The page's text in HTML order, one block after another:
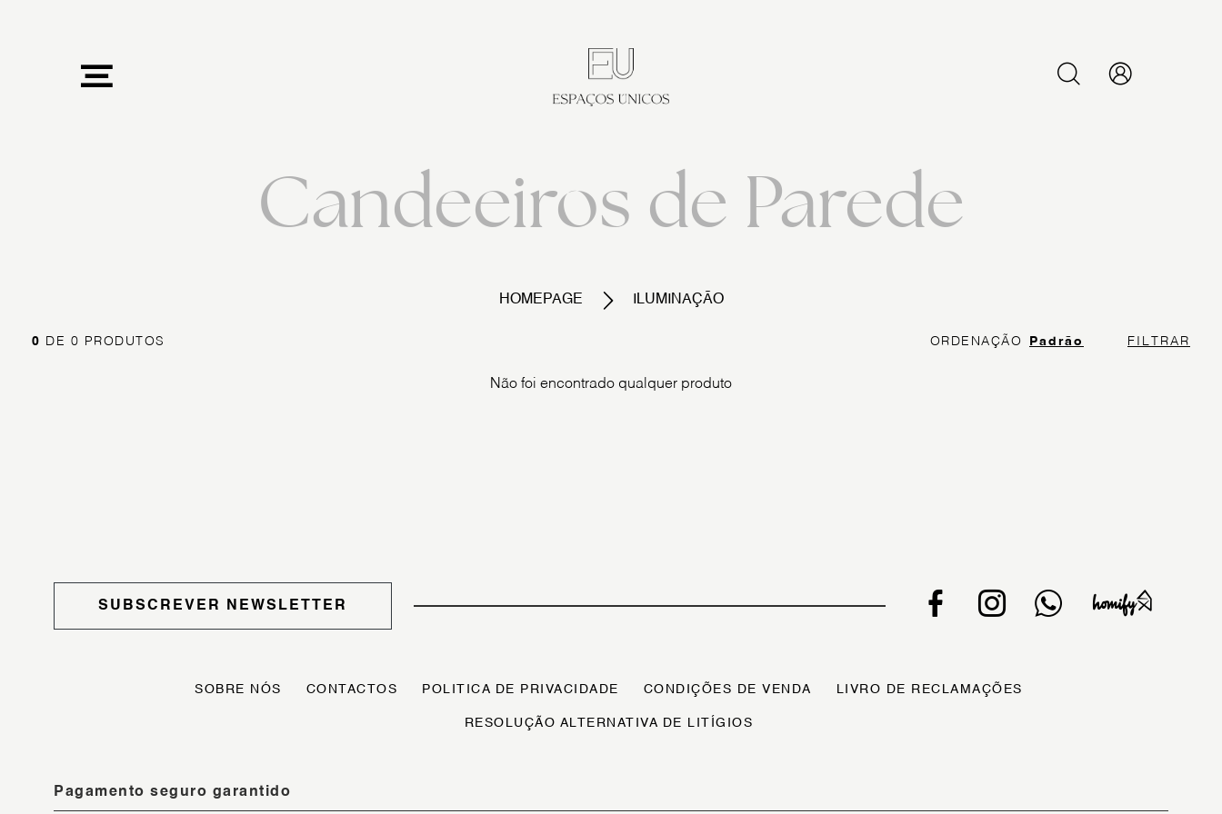
Candeeiros de Parede
HOMEPAGE ILUMINAÇÃO
0 DE 0 PRODUTOS ORDENAÇÃO Padrão FILTRAR
Não foi encontrado qualquer produto
SUBSCREVER NEWSLETTER
SOBRE NÓS CONTACTOS POLITICA DE PRIVACIDADE CONDIÇÕES DE VENDA LIVRO DE RECLAMAÇÕES
RESOLUÇÃO ALTERNATIVA DE LITÍGIOS
Pagamento seguro garantido